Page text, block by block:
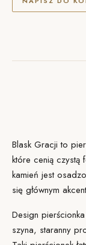
Blask Gracji to
które cenią czystą
kamień jest
się głównym
Design
szyna, staranny